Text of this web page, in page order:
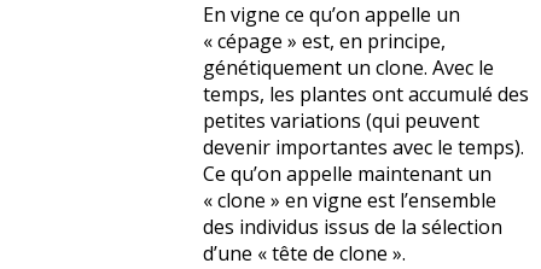
En vigne ce qu’on appelle un
« cépage » est, en principe,
génétiquement un clone. Avec le
temps, les plantes ont accumulé des
petites variations (qui peuvent
devenir importantes avec le temps).
Ce qu’on appelle maintenant un
« clone » en vigne est l’ensemble
des individus issus de la sélection
d’une « tête de clone ».